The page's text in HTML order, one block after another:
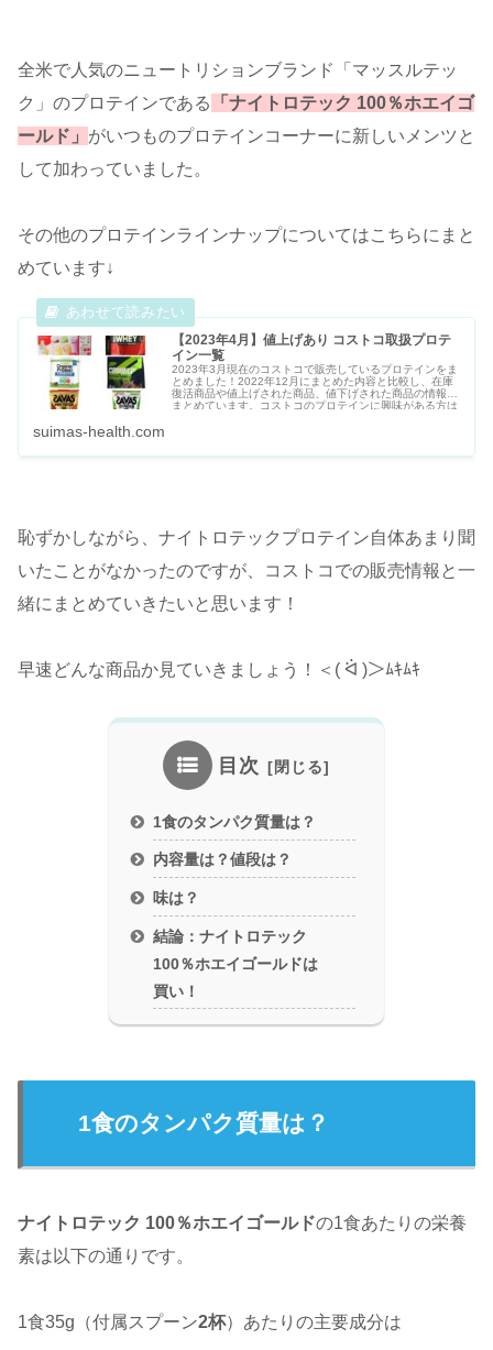
全米で人気のニュートリションブランド「マッスルテッ
ク」のプロテインである
「ナイトロテック 100％ホエイゴ
ールド」 がいつものプロテインコーナーに新しいメンツと
して加わっていました。
その他のプロテインラインナップについてはこちらにまと
めています↓
【2023年4月】値上げあり コストコ取扱プロテ
イン一覧
2023年3月現在のコストコで販売しているプロテインをま
とめました！2022年12月にまとめた内容と比較し、在庫
復活商品や値上げされた商品、値下げされた商品の情報も
まとめています。コストコのプロテインに興味がある方は
suimas-health.com
恥ずかしながら、ナイトロテックプロテイン自体あまり聞
いたことがなかったのですが、コストコでの販売情報と一
緒にまとめていきたいと思います！
早速どんな商品か見ていきましょう！＜( ᐛ )＞ﾑｷﾑｷ
目次
1食のタンパク質量は？
内容量は？値段は？
味は？
結論：ナイトロテック
100％ホエイゴールドは
買い！
1食のタンパク質量は？
ナイトロテック 100％ホエイゴールドの1食あたりの栄養
素は以下の通りです。
1食35g（付属スプーン2杯）あたりの主要成分は